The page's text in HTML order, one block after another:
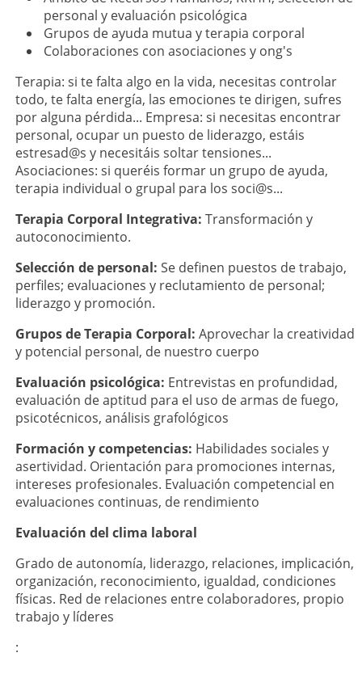
personal y evaluación psicológica
Grupos de ayuda mutua y terapia corporal
Colaboraciones con asociaciones y ong's
Terapia: si te falta algo en la vida, necesitas controlar
todo, te falta energía, las emociones te dirigen, sufres
por alguna pérdida... Empresa: si necesitas encontrar
personal, ocupar un puesto de liderazgo, estáis
estresad@s y necesitáis soltar tensiones...
Asociaciones: si queréis formar un grupo de ayuda,
terapia individual o grupal para los soci@s...
Terapia Corporal Integrativa: Transformación y
autoconocimiento.
Selección de personal: Se definen puestos de trabajo,
perfiles; evaluaciones y reclutamiento de personal;
liderazgo y promoción.
Grupos de Terapia Corporal: Aprovechar la creatividad
y potencial personal, de nuestro cuerpo
Evaluación psicológica: Entrevistas en profundidad,
evaluación de aptitud para el uso de armas de fuego,
psicotécnicos, análisis grafológicos
Formación y competencias: Habilidades sociales y
asertividad. Orientación para promociones internas,
intereses profesionales. Evaluación competencial en
evaluaciones continuas, de rendimiento
Evaluación del clima laboral
Grado de autonomía, liderazgo, relaciones, implicación,
organización, reconocimiento, igualdad, condiciones
físicas. Red de relaciones entre colaboradores, propio
trabajo y líderes
: